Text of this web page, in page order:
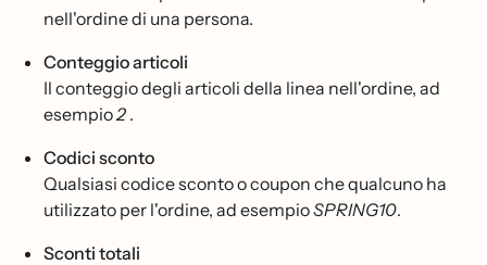
nell'ordine di una persona.
Conteggio articoli
Il conteggio degli articoli della linea nell'ordine, ad
esempio2 .
Codici sconto
Qualsiasi codice sconto o coupon che qualcuno ha
utilizzato per l'ordine, ad esempioSPRING10.
Sconti totali